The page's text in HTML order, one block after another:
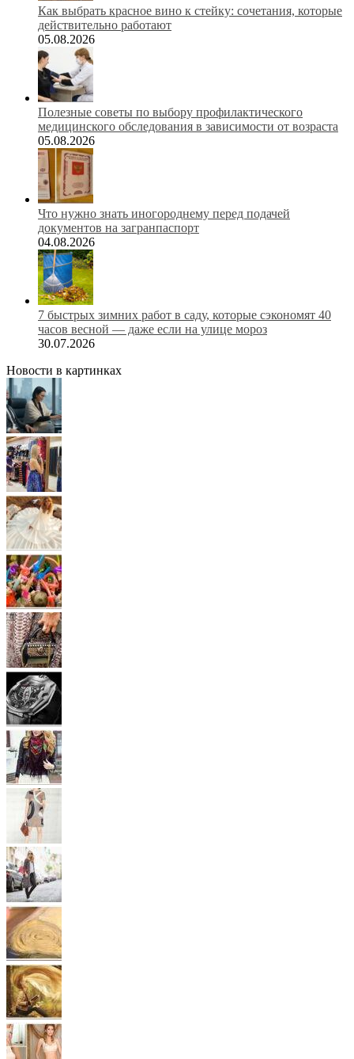
Как выбрать красное вино к стейку: сочетания, которые
действительно работают
05.08.2026
Полезные советы по выбору профилактического
медицинского обследования в зависимости от возраста
05.08.2026
Что нужно знать иногороднему перед подачей
документов на загранпаспорт
04.08.2026
7 быстрых зимних работ в саду, которые сэкономят 40
часов весной — даже если на улице мороз
30.07.2026
Новости в картинках